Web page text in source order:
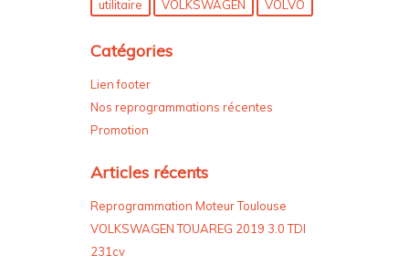
utilitaire
VOLKSWAGEN VOLVO
Catégories
Lien footer
Nos reprogrammations récentes
Promotion
Articles récents
Reprogrammation Moteur Toulouse
VOLKSWAGEN TOUAREG 2019 3.0 TDI
231cv